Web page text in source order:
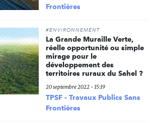
Frontières
#ENVIRONNEMENT
La Grande Muraille Verte,
réelle opportunité ou simple
mirage pour le
développement des
territoires ruraux du Sahel ?
20 septembre 2022 - 15:19
TPSF - Travaux Publics Sans
Frontières